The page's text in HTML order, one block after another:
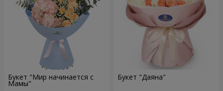
Букет "Мир начинается с
Мамы"
Букет "Даяна"